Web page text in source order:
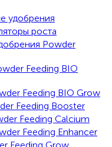
удобрения
роста
Powder
Feeding BIO
Feeding BIO Grow
Feeding Booster
Feeding Calcium
Feeding Enhancer